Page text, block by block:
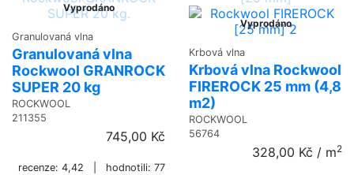
Vyprodáno
Granulovaná vlna
Granulovaná vlna
Rockwool GRANROCK
SUPER 20 kg
ROCKWOOL
211355
745,00 Kč
recenze: 4,42 | hodnotili: 77
Vyprodáno
Krbová vlna
Krbová vlna Rockwool
FIREROCK 25 mm (4,8
m2)
ROCKWOOL
56764
328,00 Kč / m2